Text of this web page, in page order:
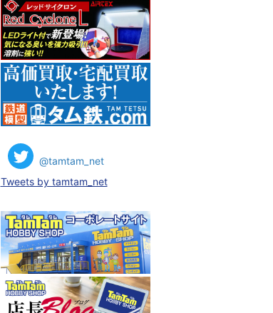
@tamtam_net
Tweets by tamtam_net